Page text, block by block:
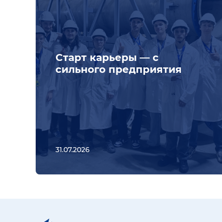
Старт карьеры — с
сильного предприятия
31.07.2026